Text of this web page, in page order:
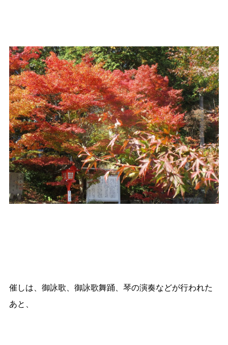
催しは、御詠歌、御詠歌舞踊、琴の演奏などが行われた
あと、